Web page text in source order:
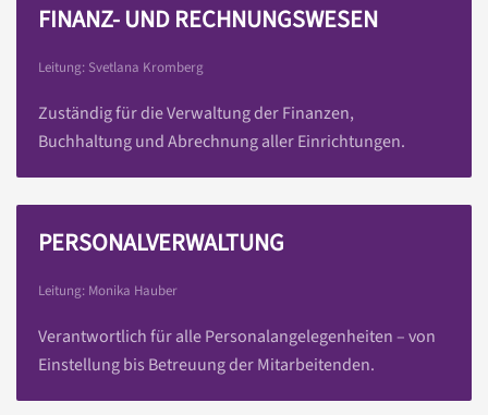
FINANZ- UND RECHNUNGSWESEN
Leitung: Svetlana Kromberg
Zuständig für die Verwaltung der Finanzen,
Buchhaltung und Abrechnung aller Einrichtungen.
PERSONALVERWALTUNG
Leitung: Monika Hauber
Verantwortlich für alle Personalangelegenheiten – von
Einstellung bis Betreuung der Mitarbeitenden.